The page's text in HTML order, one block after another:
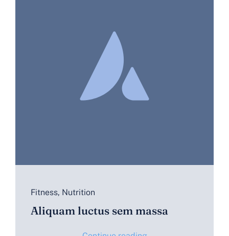
Fitness, Nutrition
Aliquam luctus sem massa